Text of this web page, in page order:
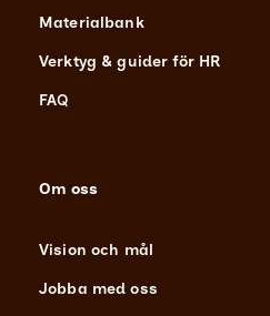
Materialbank
Verktyg & guider för HR
FAQ
Om oss
Vision och mål
Jobba med oss